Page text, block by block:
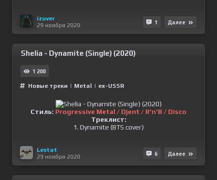
izuver
29 ноября 2020
1 Далее
Shelia - Dynamite (Single) (2020)
1 200
Новые треки | Metal | ex-USSR
Стиль: Progressive Metal / Djent / R'n'B / Disco
Треклист:
1. Dynamite (BTS cover)
Lestat
29 ноября 2020
6 Далее